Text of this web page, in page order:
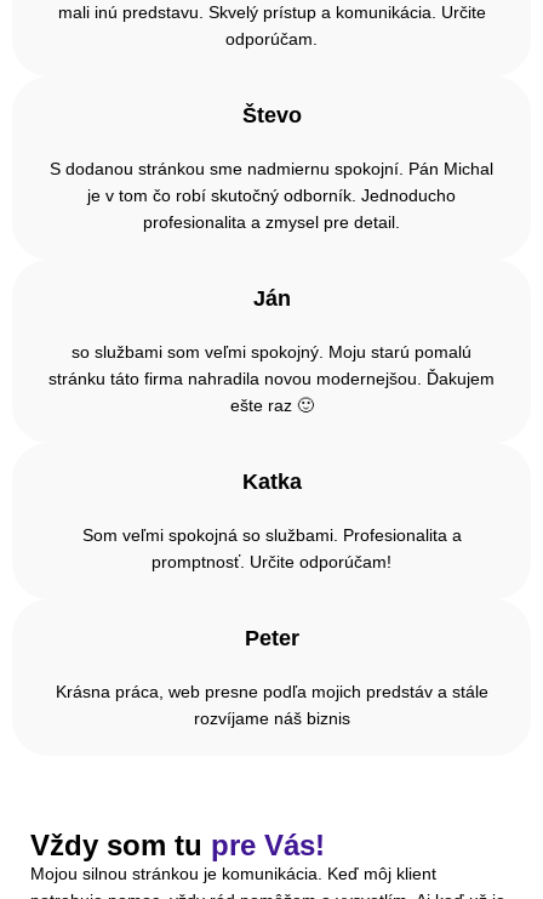
mali inú predstavu. Skvelý prístup a komunikácia. Určite
odporúčam.
Števo
S dodanou stránkou sme nadmiernu spokojní. Pán Michal
je v tom čo robí skutočný odborník. Jednoducho
profesionalita a zmysel pre detail.
Ján
so službami som veľmi spokojný. Moju starú pomalú
stránku táto firma nahradila novou modernejšou. Ďakujem
ešte raz 🙂
Katka
Som veľmi spokojná so službami. Profesionalita a
promptnosť. Určite odporúčam!
Peter
Krásna práca, web presne podľa mojich predstáv a stále
rozvíjame náš biznis
Vždy som tu pre Vás!
Mojou silnou stránkou je komunikácia. Keď môj klient